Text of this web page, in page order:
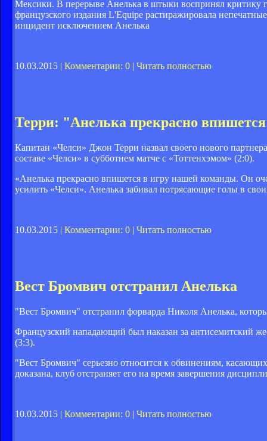
Мексики. В перерыве Анелька в штыки воспринял критику
французского издания L'Equipe растиражировала
инцидент исключением Анелька
10.03.2015 | Комментарии: 0 Читать полностью
Терри: "Анелька прекрасно
Капитан «Челси» Джон Терри назвал своего нового
составе «Челси» в субботнем матче с «Тоттенхэмом» (2:0).
«Анелька прекрасно впишется в игру нашей команды. Он
усилить «Челси». Анелька забивал потрясающие голы в
10.03.2015 | Комментарии: 0 | Читать полностью
Вест Бромвич отстранил Анелька
"Вест Бромвич" отстранил форварда Николя Анелька,
Французский нападающий был наказан за антисемитский
(3:3).
"Вест Бромвич" серьезно относится к обвинениям,
доказана, клуб отстраняет его на время завершения
10.03.2015 | Комментарии: 0 | Читать полностью